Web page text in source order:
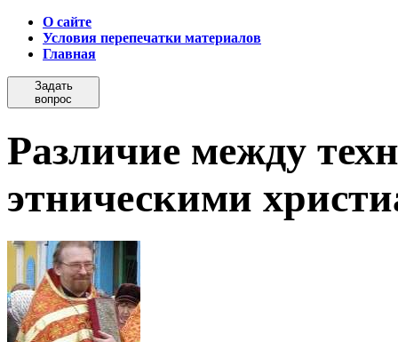
О сайте
Условия перепечатки материалов
Главная
Задать
вопрос
Различие между
этническими